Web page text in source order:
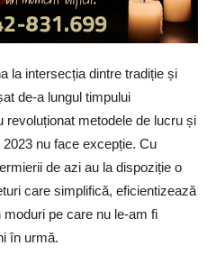
la intersecția dintre tradiție și
de-a lungul timpului
revoluționat metodele de lucru și
nu face excepție. Cu
de azi au la dispoziție o
care simplifică, eficientizează
pe care nu le-am fi
în urmă.